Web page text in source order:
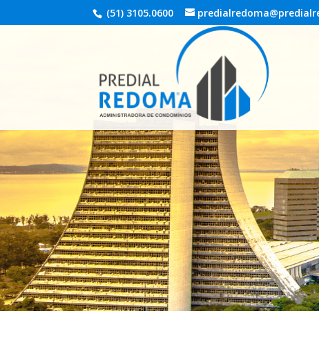
(51) 3105.0600